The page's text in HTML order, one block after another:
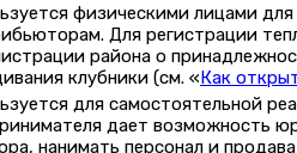
физическими лицами
Для регистрации
района о
клубники (см. «Как
для самостоятельной
дает возможность
нанимать персонал и